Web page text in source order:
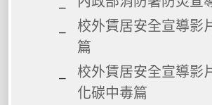
校外賃居安全宣導影
篇
校外賃居安全宣導影
化碳中毒篇